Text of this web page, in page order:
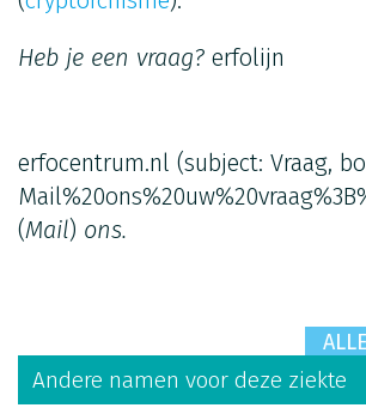
Heb je een vraag? erfolijn
erfocentrum.nl (subject: Vraag,
(Mail) ons.
Andere namen voor deze ziekte